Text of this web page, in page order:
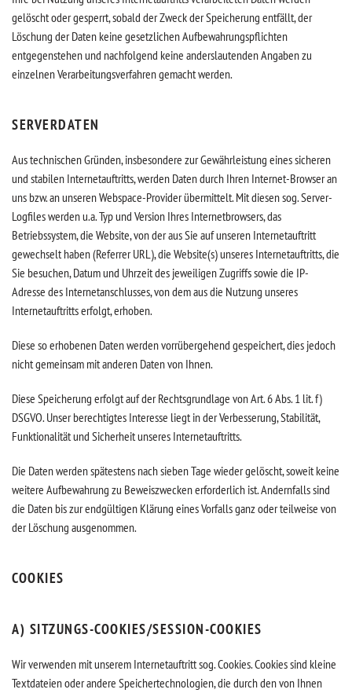
gelöscht oder gesperrt, sobald der Zweck der Speicherung entfällt, der
Löschung der Daten keine gesetzlichen Aufbewahrungspflichten
entgegenstehen und nachfolgend keine anderslautenden Angaben zu
einzelnen Verarbeitungsverfahren gemacht werden.
SERVERDATEN
Aus technischen Gründen, insbesondere zur Gewährleistung eines sicheren
und stabilen Internetauftritts, werden Daten durch Ihren Internet-Browser an
uns bzw. an unseren Webspace-Provider übermittelt. Mit diesen sog. Server-
Logfiles werden u.a. Typ und Version Ihres Internetbrowsers, das
Betriebssystem, die Website, von der aus Sie auf unseren Internetauftritt
gewechselt haben (Referrer URL), die Website(s) unseres Internetauftritts, die
Sie besuchen, Datum und Uhrzeit des jeweiligen Zugriffs sowie die IP-
Adresse des Internetanschlusses, von dem aus die Nutzung unseres
Internetauftritts erfolgt, erhoben.
Diese so erhobenen Daten werden vorrübergehend gespeichert, dies jedoch
nicht gemeinsam mit anderen Daten von Ihnen.
Diese Speicherung erfolgt auf der Rechtsgrundlage von Art. 6 Abs. 1 lit. f)
DSGVO. Unser berechtigtes Interesse liegt in der Verbesserung, Stabilität,
Funktionalität und Sicherheit unseres Internetauftritts.
Die Daten werden spätestens nach sieben Tage wieder gelöscht, soweit keine
weitere Aufbewahrung zu Beweiszwecken erforderlich ist. Andernfalls sind
die Daten bis zur endgültigen Klärung eines Vorfalls ganz oder teilweise von
der Löschung ausgenommen.
COOKIES
A) SITZUNGS-COOKIES/SESSION-COOKIES
Wir verwenden mit unserem Internetauftritt sog. Cookies. Cookies sind kleine
Textdateien oder andere Speichertechnologien, die durch den von Ihnen